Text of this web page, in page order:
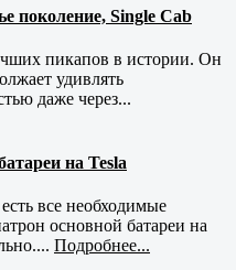
поколение, Single Cab
пикапов в истории. Он
удивлять
даже через...
на Tesla
все необходимые
основной батареи на
Подробнее...